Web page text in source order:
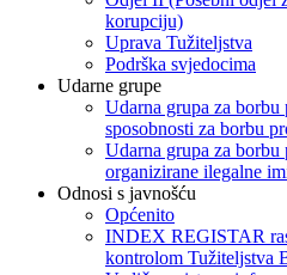
korupciju)
Uprava Tužiteljstva
Podrška svjedocima
Udarne grupe
Udarna grupa za
sposobnosti za borbu
Udarna grupa za
organizirane ilegalne
Odnosi s javnošću
Općenito
INDEX REGISTAR
kontrolom Tužiteljstva